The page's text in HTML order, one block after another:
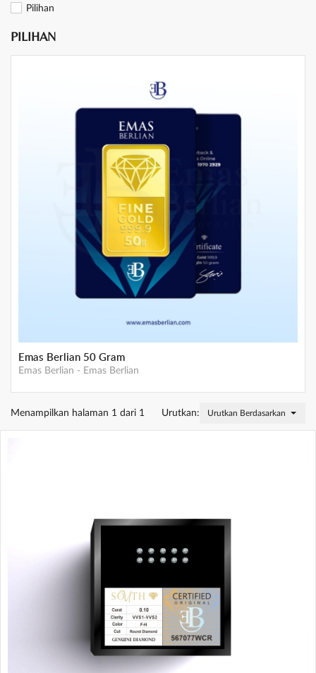
Pilihan
PILIHAN
Gemini Mother Gold- 3 gram
Emas Gemini - Emas GEMINI
Urutkan: Urutkan Berdasarkan Stok
Menampilkan halaman 1 dari 1